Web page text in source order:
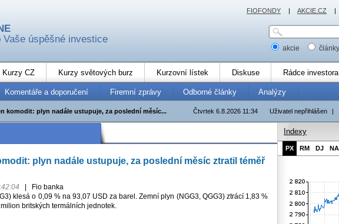
Vaše úspěšné investice
akcie články
Kurzy CZ Kurzy světových burz Kurzovní lístek Diskuse Rádce investora
Komentáře a doporučení Firemní zprávy Odborné články Analýzy
Uživatel nepřihlášen |
Čtvrtek 6.8.2026 11:34
komodit: plyn nadále ustupuje, za poslední měsíc...
plyn nadále ustupuje, za poslední měsíc ztratil téměř
Fio banka
klesá o 0,09 % na 93,07 USD za barel. Zemní plyn (NGG3, QGG3) ztrácí 1,83 %
britských termálních jednotek.
Indexy
PX RM DJ
FIOFONDY | AKCIE.CZ |